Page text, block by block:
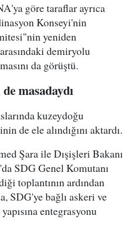
göre taraflar ayrıca
Konseyi'nin
yeniden
demiryolu
da görüştü.
masadaydı
kuzeydoğu
de ele alındığını aktardı.
Şara ile Dışişleri Bakanı
SDG Genel Komutanı
toplantının ardından
SDG'ye bağlı askeri ve
entegrasyonu